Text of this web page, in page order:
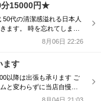
分15000円★
代の清潔感溢れる日本人
ます。 時を忘れてしまう
□■□■□■□■□■□■□■□■□■□
共に癒す為 優しさ・気
8月06日 22:26
ます
と変わらずに当店自慢の